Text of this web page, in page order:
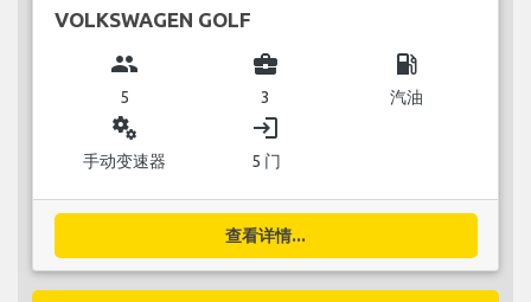
VOLKSWAGEN GOLF
group
5
business_center
3
local_gas_station
汽油
miscellaneous_services
手动变速器
login
5 门
查看详情...